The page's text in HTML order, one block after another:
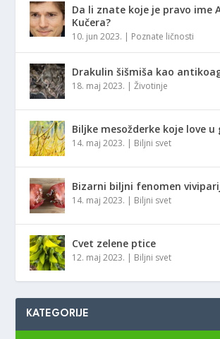
Da li znate koje je pravo ime
Kučera?
10. jun 2023. | Poznate ličnosti
Drakulin šišmiša kao
18. maj 2023. |Životinje
Biljke mesožderke koje love u
14. maj 2023. | Biljni svet
Bizarni biljni fenomen
14. maj 2023. | Biljni svet
Cvet zelene ptice
12. maj 2023. | Biljni svet
KATEGORIJE